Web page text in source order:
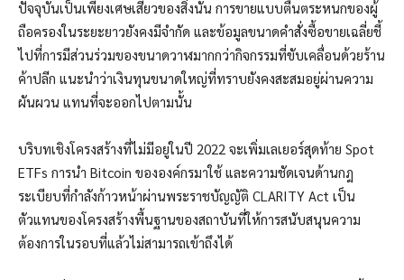
ปัจจุบันเป็นเพียงเศษเสี้ยวของสิ่งนั้น การขายแบบตื่นตระหนกของผู้
ถือครองในระยะยาวยังคงมีจำกัด และข้อมูลขนาดคำสั่งซื้อขายเฉลี่ยชี้
ไปที่การมีส่วนร่วมของขนาดวาฬมากกว่ากิจกรรมที่ขับเคลื่อนด้วยร้าน
ค้าปลีก แนะนำว่าเงินทุนขนาดใหญ่ที่ทราบยังคงสะสมอยู่ผ่านความ
ผันผวน แทนที่จะออกไปตามนั้น
บริบทเชิงโครงสร้างที่ไม่มีอยู่ในปี 2022 จะเพิ่มเลเยอร์สุดท้าย Spot
ETFs การนำ Bitcoin ขององค์กรมาใช้ และความชัดเจนด้านกฎ
ระเบียบที่กำลังก้าวหน้าผ่านพระราชบัญญัติ CLARITY Act เป็น
ตัวแทนของโครงสร้างพื้นฐานของสถาบันที่ให้การสนับสนุนความ
ต้องการในรอบที่แล้วไม่สามารถเข้าถึงได้